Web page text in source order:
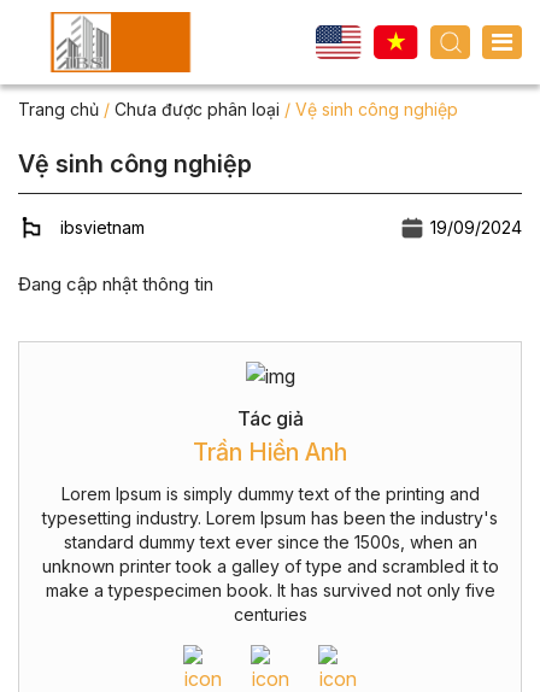
Trang chủ / Chưa được phân loại / Vệ sinh công nghiệp
Vệ sinh công nghiệp
ibsvietnam 19/09/2024
Đang cập nhật thông tin
Tác giả
Trần Hiền Anh
Lorem Ipsum is simply dummy text of the printing and
typesetting industry. Lorem Ipsum has been the industry's
standard dummy text ever since the 1500s, when an
unknown printer took a galley of type and scrambled it to
make a typespecimen book. It has survived not only five
centuries